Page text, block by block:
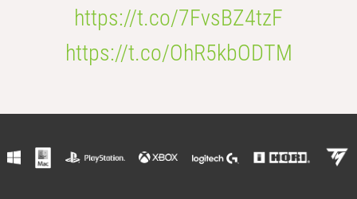
https://t.co/7FvsBZ4tzF
https://t.co/OhR5kbODTM